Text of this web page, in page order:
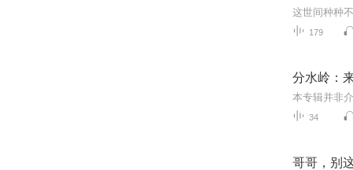
179
分水岭：
34
哥哥，别